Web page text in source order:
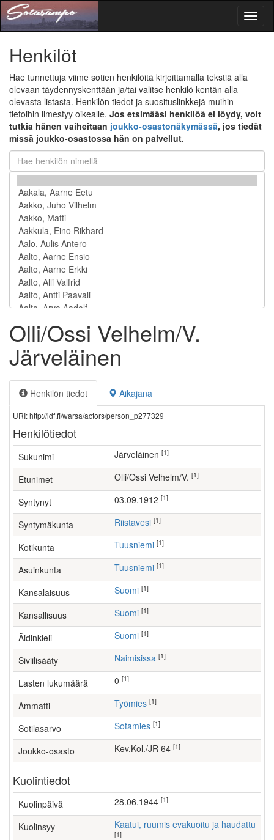
Henkilöt
Hae tunnettuja viime sotien henkilöitä kirjoittamalla tekstiä alla
olevaan täydennyskenttään ja/tai valitse henkilö kentän alla
olevasta listasta. Henkilön tiedot ja suosituslinkkejä muihin
tietoihin ilmestyy oikealle. Jos etsimääsi henkilöä ei löydy, voit
tutkia hänen vaiheitaan joukko-osastonäkymässä, jos tiedät
missä joukko-osastossa hän on palvellut.
Olli/Ossi Velhelm/V.
Järveläinen
Henkilön tiedot Aikajana
URI: http://ldf.fi/warsa/actors/person_p277329
Henkilötiedot
Sukunimi Järveläinen [1]
Etunimet Olli/Ossi Velhelm/V. [1]
Syntynyt 03.09.1912 [1]
Syntymäkunta Riistavesi [1]
Kotikunta Tuusniemi [1]
Asuinkunta Tuusniemi [1]
Kansalaisuus Suomi [1]
Kansallisuus Suomi [1]
Äidinkieli Suomi [1]
Siviilisääty Naimisissa [1]
Lasten lukumäärä [1]
Ammatti työmies [1]
Sotilasarvo Sotamies [1]
Joukko-osasto Kev.Kol./JR 64 [1]
Kuolintiedot
Kuolinpäivä 28.06.1944 [1]
Kuolinsyy Kaatui, ruumis evakuoitu ja haudattu
[1]